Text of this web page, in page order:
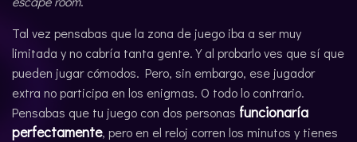
Tal vez pensabas que la zona de juego iba a ser muy
limitada y no cabría tanta gente. Y al probarlo ves que sí que
pueden jugar cómodos. Pero, sin embargo, ese jugador
extra no participa en los enigmas. O todo lo contrario.
Pensabas que tu juego con dos personas funcionaría
perfectamente, pero en el reloj corren los minutos y tienes